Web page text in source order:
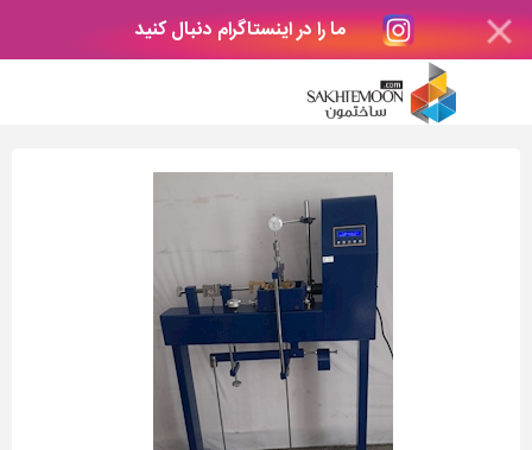
ما را در اینستاگرام دنبال کنید